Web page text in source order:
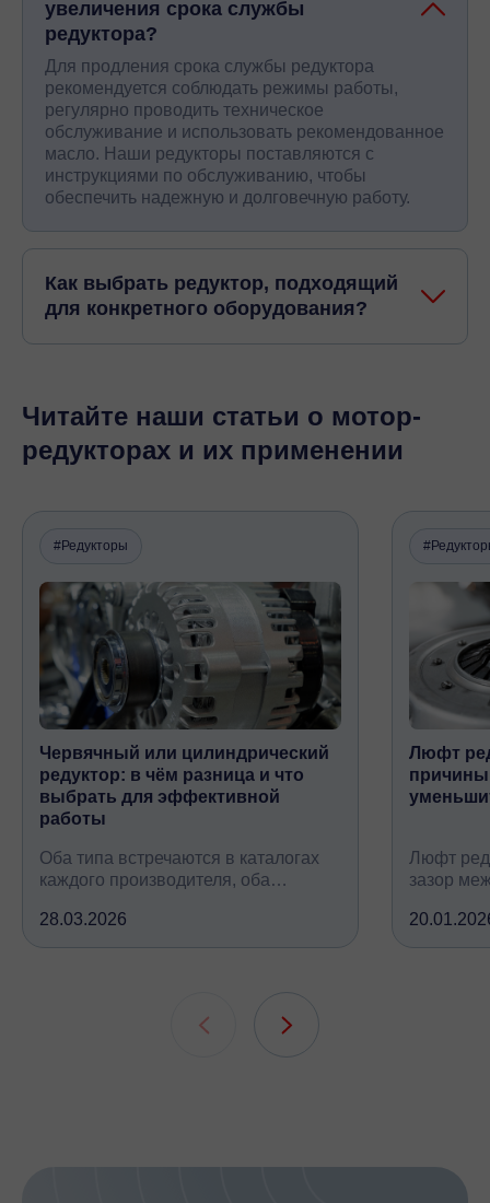
увеличения срока службы
редуктора?
Для продления срока службы редуктора
рекомендуется соблюдать режимы работы,
регулярно проводить техническое
обслуживание и использовать рекомендованное
масло. Наши редукторы поставляются с
инструкциями по обслуживанию, чтобы
обеспечить надежную и долговечную работу.
Как выбрать редуктор, подходящий
для конкретного оборудования?
Читайте наши статьи о мотор-
редукторах и их применении
#Редукторы
Червячный или цилиндрический
редуктор: в чём разница и что
выбрать для эффективной
работы
Оба типа встречаются в каталогах
каждого производителя, оба
крутящий момент, но устроены
принципиально по-разному, при
28.03.2026
Люфт
Люфт
зазор
всех